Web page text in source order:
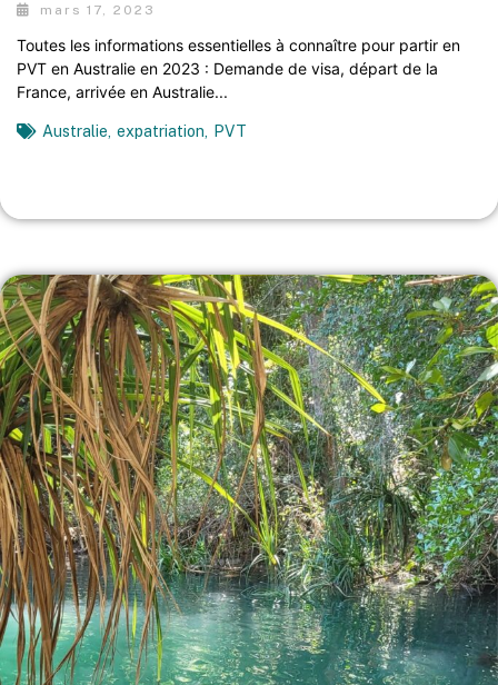
mars 17, 2023
Toutes les informations essentielles à connaître pour partir en
PVT en Australie en 2023 : Demande de visa, départ de la
France, arrivée en Australie...
Australie, expatriation, PVT